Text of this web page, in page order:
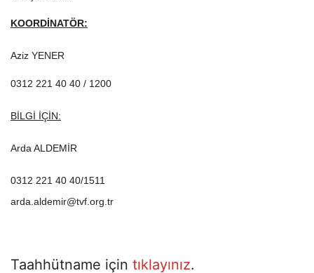
KOORDİNATÖR:
Aziz YENER
0312 221 40 40 / 1200
BİLGİ İÇİN:
Arda ALDEMİR
0312 221 40 40/1511
arda.aldemir@tvf.org.tr
Taahhütname için tıklayınız.